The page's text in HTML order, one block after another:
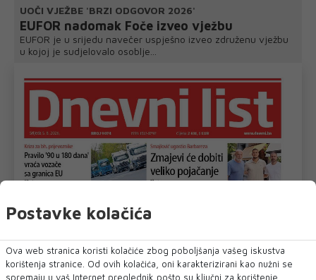
UOČI VJEŽBE 'BRZI ODGOVOR 2026'
EUFOR nadomak Foče izveo vježbu
EUFOR je u srijedu navečer uspješno izveo združenu vježbu
u kojoj je sudjelovalo osoblje...
Postavke kolačića
Ova web stranica koristi kolačiće zbog poboljšanja vašeg iskustva
korištenja stranice. Od ovih kolačića, oni karakterizirani kao nužni se
spremaju u vaš Internet preglednik pošto su ključni za korištenje